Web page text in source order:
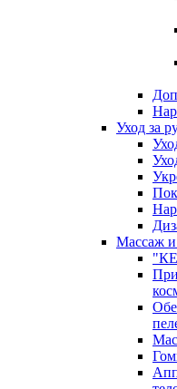
Уход за
Массаж и